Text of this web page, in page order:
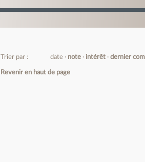
Trier par : date note intérêt dernier
Revenir en haut de page